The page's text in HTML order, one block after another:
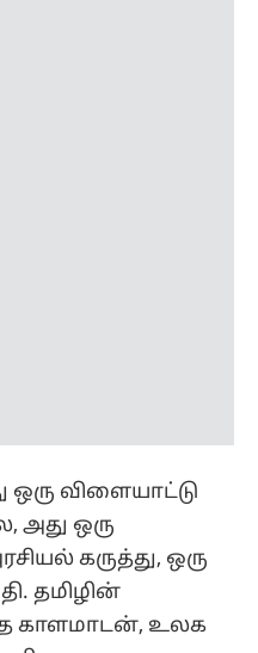
விளையாட்டு
அது ஒரு
கருத்து, ஒரு
தமிழின்
காளமாடன், உலக